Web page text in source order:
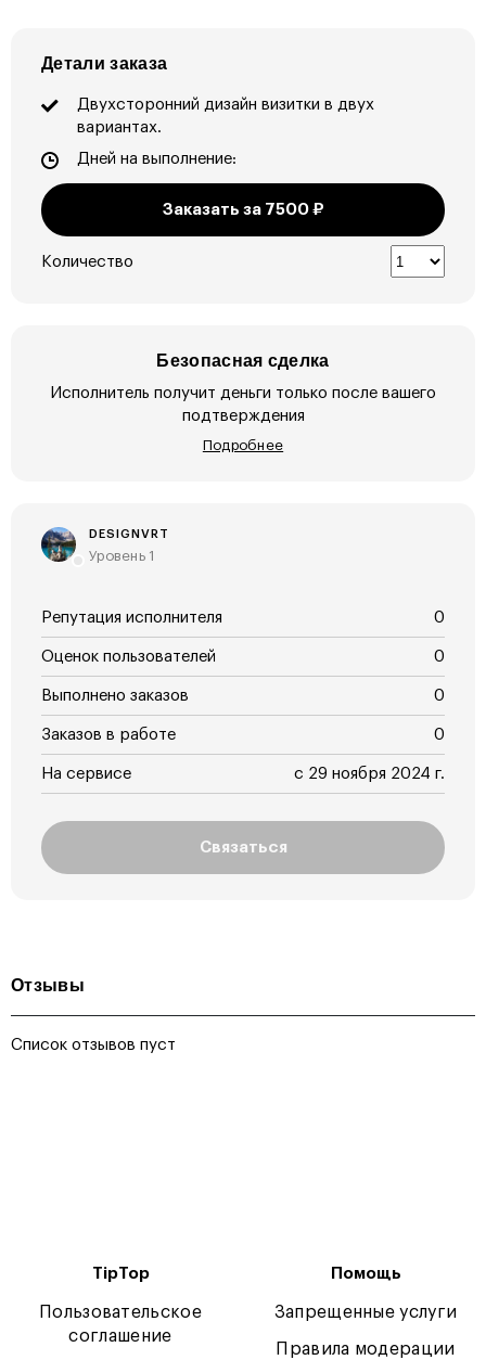
Детали заказа
Двухсторонний дизайн визитки в двух
вариантах.
Дней на выполнение:
Заказать за 7500₽
Количество
Безопасная сделка
Исполнитель получит деньги только после вашего
подтверждения
Подробнее
DESIGNVRT
Уровень 1
Репутация исполнителя 0
Оценок пользователей 0
Выполнено заказов 0
Заказов в работе 0
На сервисе с 29 ноября 2024 г.
Связаться
Отзывы
Список отзывов пуст
TipTop
Пользовательское
соглашение
Помощь
Запрещенные услуги
Правила модерации